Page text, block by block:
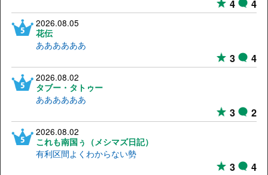
4 4
2026.08.05
花伝
ああああああ
3 4
2026.08.02
タブー・タトゥー
ああああああ
3 2
2026.08.02
これも南国ぅ（メシマズ日記）
有利区間よくわからない勢
3 4